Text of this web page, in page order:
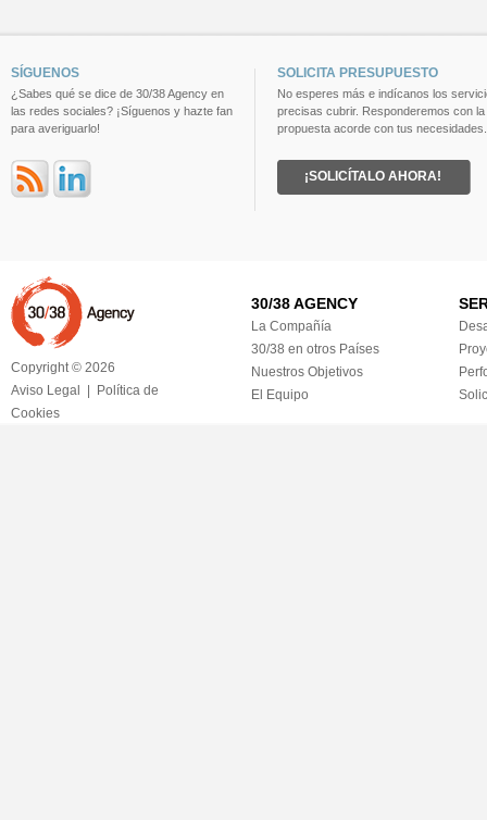
SÍGUENOS
¿Sabes qué se dice de 30/38 Agency en
las redes sociales? ¡Síguenos y hazte fan
para averiguarlo!
SOLICITA PRESUPUESTO
No esperes más e indícanos los
precisas cubrir. Responderemos con la
propuesta acorde con tus necesidades.
¡SOLICÍTALO AHORA!
30/38 AGENCY
La Compañía
30/38 en otros Países
Nuestros Objetivos
El Equipo
Copyright © 2026
Aviso Legal
Política de
Cookies